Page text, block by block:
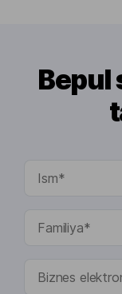
Bepul